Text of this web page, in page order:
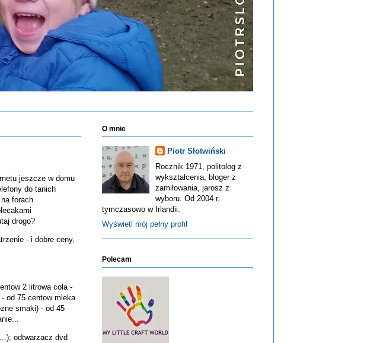
jeszcze w domu
do tanich
forach
drogo?
- i dobre ceny,
2 litrowa cola -
od 75 centow mleka
smaki) - od 45
odtwarzacz dvd
O mnie
Piotr Słotwiński
Rocznik 1971, politolog z
wykształcenia, bloger z
zamiłowania, jarosz z
wyboru. Od 2004 r.
tymczasowo w Irlandii.
Wyświetl mój pełny profil
Polecam